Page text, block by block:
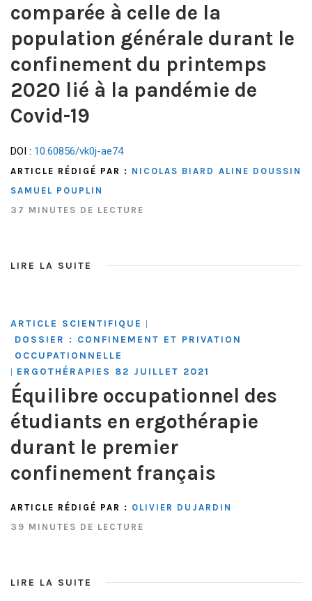
comparée à celle de la
population générale durant le
confinement du printemps
2020 lié à la pandémie de
Covid-19
DOI : 10.60856/vk0j-ae74
ARTICLE RÉDIGÉ PAR : NICOLAS BIARD ALINE DOUSSIN
SAMUEL POUPLIN
37 MINUTES DE LECTURE
LIRE LA SUITE
ARTICLE SCIENTIFIQUE |
DOSSIER : CONFINEMENT ET PRIVATION
OCCUPATIONNELLE
| ERGOTHÉRAPIES 82 JUILLET 2021
Équilibre occupationnel des
étudiants en ergothérapie
durant le premier
confinement français
ARTICLE RÉDIGÉ PAR : OLIVIER DUJARDIN
39 MINUTES DE LECTURE
LIRE LA SUITE